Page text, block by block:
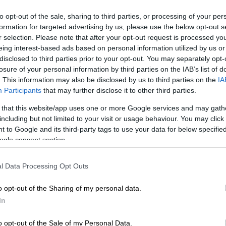
opt-out of the sale, sharing to third parties, or processing of your
for targeted advertising by us, please use the below opt-out
selection. Please note that after your opt-out request is processed
interest-based ads based on personal information utilized by us
to third parties prior to your opt-out. You may separately
of your personal information by third parties on the IAB’s list of
This information may also be disclosed by us to third parties on the
Participants that may further disclose it to other third parties.
that this website/app uses one or more Google services and may
but not limited to your visit or usage behaviour. You may
to Google and its third-party tags to use your data for below
consent section.
Data Processing Opt Outs
opt-out of the Sharing of my personal data.
opt-out of the Sale of my Personal Data.
το ΕΘΝΟΣ στη Google
για σήμερα (2/6) που μοιράζει πάνω
είναι οι εξής: 6, 18, 22, 29, 42 και